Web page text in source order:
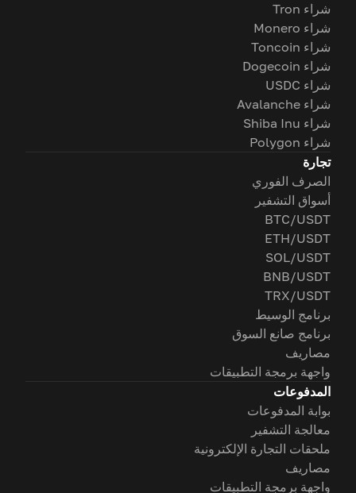
شراء Tron
شراء Monero
شراء Toncoin
شراء Dogecoin
شراء USDC
شراء Avalanche
شراء Shiba Inu
شراء Polygon
تجارة
الصرف الفوري
أسواق التشفير
BTC/USDT
ETH/USDT
SOL/USDT
BNB/USDT
TRX/USDT
برنامج الوسيط
برنامج صانع السوق
مصاريف
واجهة برمجة التطبيقات
المدفوعات
بوابة المدفوعات
معالجة التشفير
ملحقات التجارة الإلكترونية
مصاريف
واجهة برمجة التطبيقات